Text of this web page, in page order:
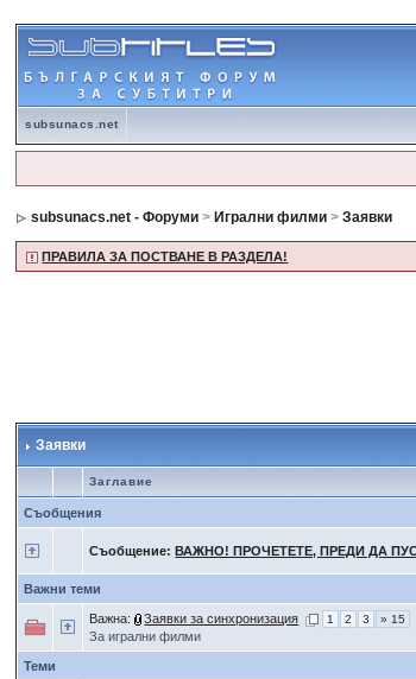
subsunacs.net
subsunacs.net - Форуми > Игрални филми >Заявки
ПРАВИЛА ЗА ПОСТВАНЕ В РАЗДЕЛА!
Заявки
Заглавие
Съобщения
Съобщение:ВАЖНО! ПРОЧЕТЕТЕ, ПРЕДИ ДА
Важни теми
Важна: Заявки за синхронизация 1 2 3 » 15
За игрални филми
Теми